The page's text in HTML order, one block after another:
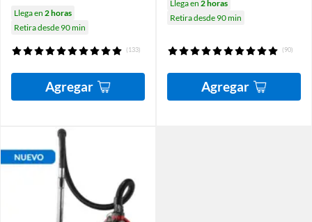
Llega en 2 horas
Retira desde 90 min
(133)
Agregar
Llega en 2 horas
Retira desde 90 min
(90)
Agregar